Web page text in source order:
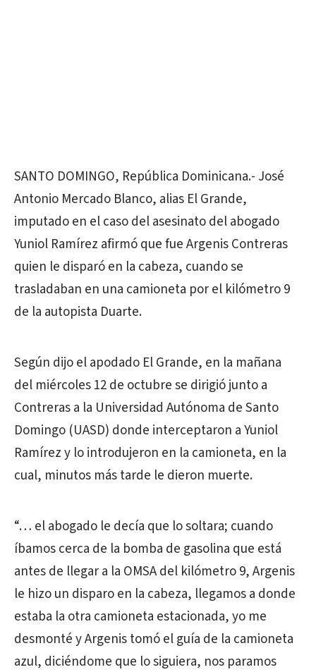
SANTO DOMINGO, República Dominicana.- José
Antonio Mercado Blanco, alias El Grande,
imputado en el caso del asesinato del abogado
Yuniol Ramírez afirmó que fue Argenis Contreras
quien le disparó en la cabeza, cuando se
trasladaban en una camioneta por el kilómetro 9
de la autopista Duarte.
Según dijo el apodado El Grande, en la mañana
del miércoles 12 de octubre se dirigió junto a
Contreras a la Universidad Autónoma de Santo
Domingo (UASD) donde interceptaron a Yuniol
Ramírez y lo introdujeron en la camioneta, en la
cual, minutos más tarde le dieron muerte.
“… el abogado le decía que lo soltara; cuando
íbamos cerca de la bomba de gasolina que está
antes de llegar a la OMSA del kilómetro 9, Argenis
le hizo un disparo en la cabeza, llegamos a donde
estaba la otra camioneta estacionada, yo me
desmonté y Argenis tomó el guía de la camioneta
azul, diciéndome que lo siguiera, nos paramos